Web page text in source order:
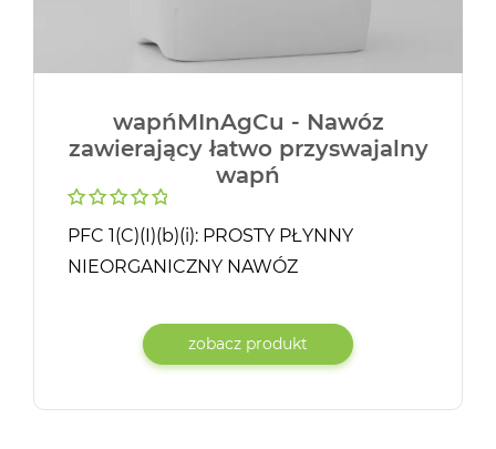
wapńMInAgCu - Nawóz
zawierający łatwo przyswajalny
wapń
PFC 1(C)(I)(b)(i): PROSTY PŁYNNY
NIEORGANICZNY NAWÓZ
mineralny, dolistny zawierający łatwo…
zobacz produkt